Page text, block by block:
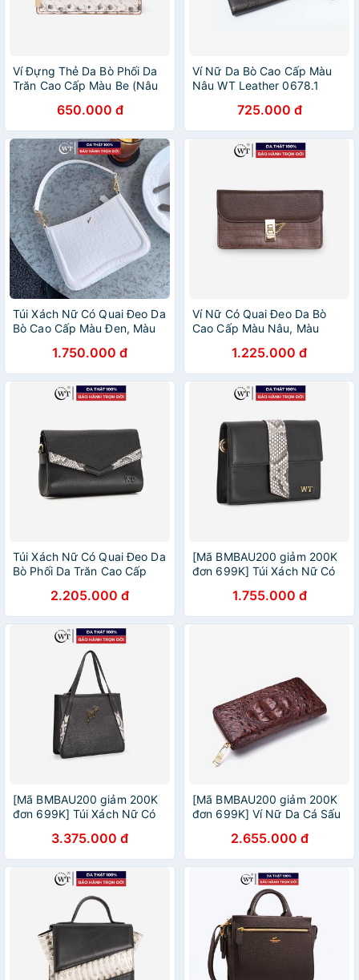
Ví Đựng Thẻ Da Bò Phối Da
Trăn Cao Cấp Màu Be (Nâu
Leather 020059111,
020059102, 020059133
650.000 đ
Ví Nữ Da Bò Cao Cấp Màu
Nâu WT Leather 0678.1
725.000 đ
Túi Xách Nữ Có Quai Đeo Da
Bò Cao Cấp Màu Đen, Màu
WT Leather 050350002,
050350009, 050350003
1.750.000 đ
Ví Nữ Có Quai Đeo Da Bò
Cao Cấp Màu Nâu, Màu
Leather 030040001,
030040002, 030040007
1.225.000 đ
Túi Xách Nữ Có Quai Đeo Da
Bò Phối Da Trăn Cao Cấp
Màu Đỏ WT Leather
050259102
2.205.000 đ
[Mã BMBAU200 giảm 200K
đơn 699K] Túi Xách Nữ Có
Trăn Cao Cấp Màu Đen WT
Leather 050199102
1.755.000 đ
[Mã BMBAU200 giảm 200K
đơn 699K] Túi Xách Nữ Có
Trăn Cao Cấp Màu Đen WT
Leather 050279102
3.375.000 đ
[Mã BMBAU200 giảm 200K
đơn 699K] Ví Nữ Da Cá Sấu
Leather 0546.1
2.655.000 đ